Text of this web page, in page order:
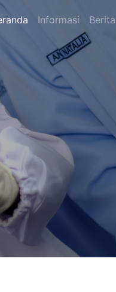
Informasi Berita